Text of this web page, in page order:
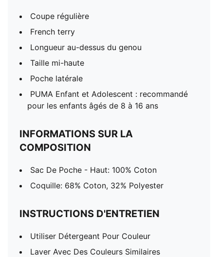
Coupe régulière
French terry
Longueur au-dessus du genou
Taille mi-haute
Poche latérale
PUMA Enfant et Adolescent : recommandé
pour les enfants âgés de 8 à 16 ans
INFORMATIONS SUR LA
COMPOSITION
Sac De Poche - Haut: 100% Coton
Coquille: 68% Coton, 32% Polyester
INSTRUCTIONS D'ENTRETIEN
Utiliser Détergeant Pour Couleur
Laver Avec Des Couleurs Similaires